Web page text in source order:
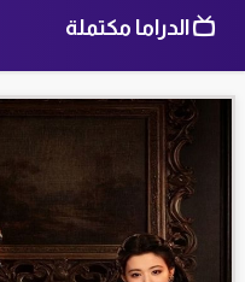
الدراما مكتملة